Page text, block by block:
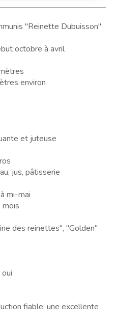
"Reinette Dubuisson"
octobre à avril
environ
et juteuse
jus, pâtisserie
mi-mai
mois
des reinettes", "Golden"
oui
fiable, une excellente